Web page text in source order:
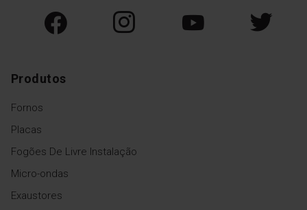
Produtos
Fornos
Placas
Fogões De Livre Instalação
Micro-ondas
Exaustores